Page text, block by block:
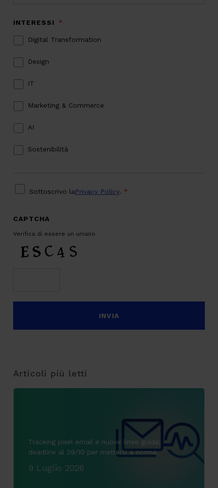
INTERESSI *
Digital Transformation
Design
IT
Marketing & Commerce
AI
Sostenibilità
PRIVACY
Sottoscrivo laPrivacy Policy. *
CAPTCHA
Verifica di essere un umano
Articoli più letti
Tracking pixel email e nuove linee guida:
deadline al 29/10 per mettersi a norma
9 Luglio 2026